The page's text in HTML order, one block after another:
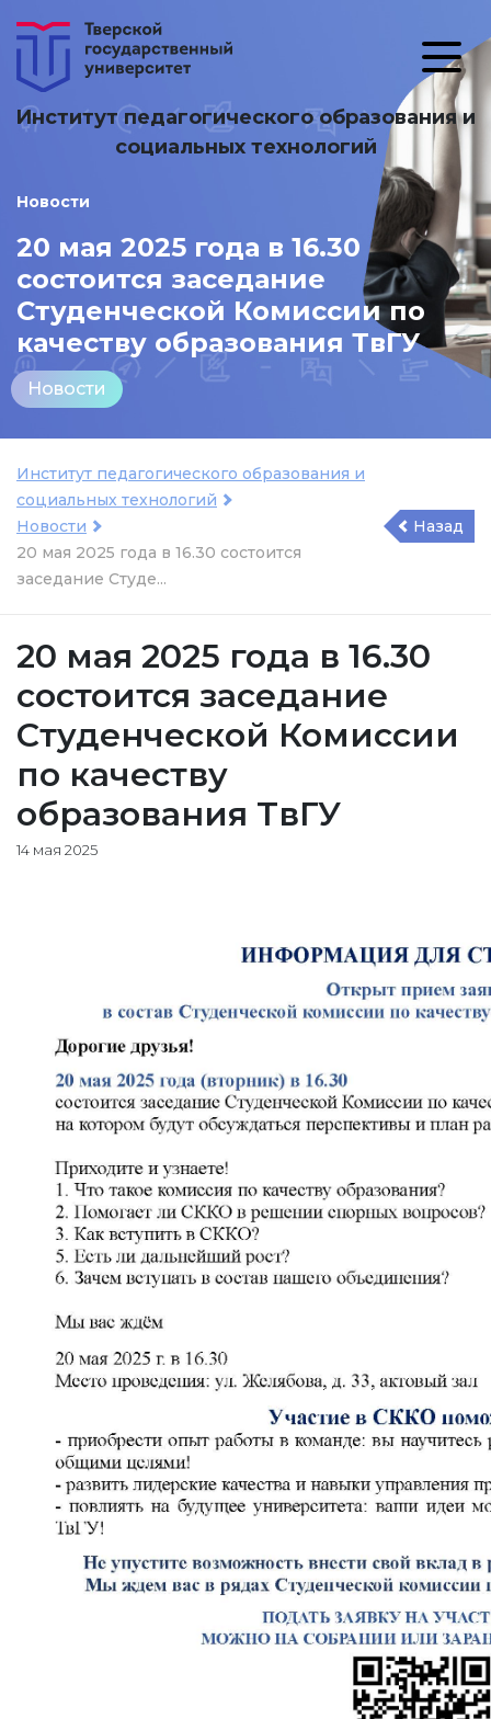
Институт педагогического образования и
социальных технологий
Новости
20 мая 2025 года в 16.30
состоится заседание
Студенческой Комиссии по
качеству образования ТвГУ
Новости
Институт педагогического образования и
социальных технологий
Новости
20 мая 2025 года в 16.30 состоится
заседание Студе...
Назад
20 мая 2025 года в 16.30
состоится заседание
Студенческой Комиссии
по качеству
образования ТвГУ
14 мая 2025